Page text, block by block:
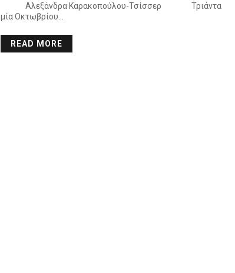
Αλεξάνδρα Καρακοπούλου-Τσίσσερ Τριάντα
μία Οκτωβρίου…
READ MORE